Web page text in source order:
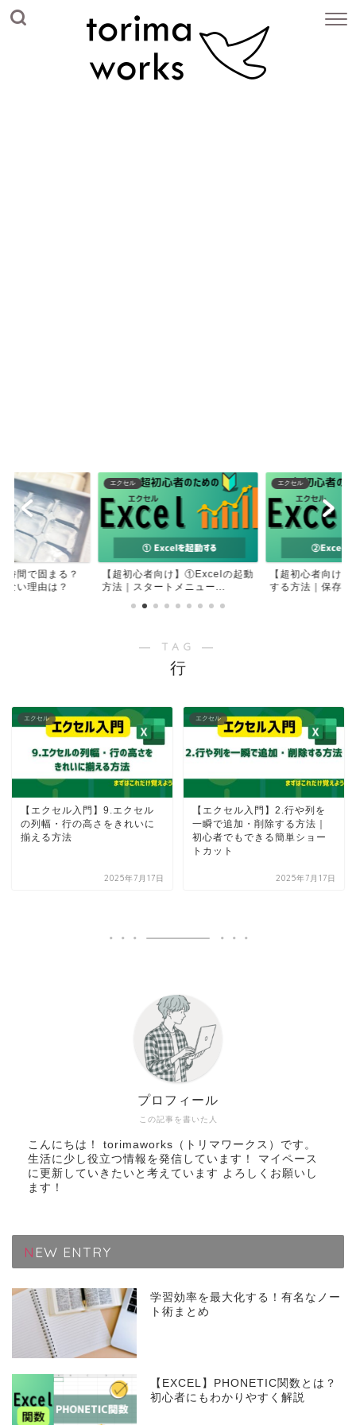
時間で固まる？
ない理由は？
エクセル
【超初心者向け】①Excelの起動
方法｜スタートメニュー...
エクセル
【超初心者向け
する方法｜保存せ
― TAG ―
行
エクセル
【エクセル入門】9.エクセル
の列幅・行の高さをきれいに
揃える方法
2025年7月17日
エクセル
【エクセル入門】2.行や列を
一瞬で追加・削除する方法｜
初心者でもできる簡単ショー
トカット
2025年7月17日
この記事を書いた人
プロフィール
こんにちは！ torimaworks（トリマワークス）です。
生活に少し役立つ情報を発信しています！ マイペース
に更新していきたいと考えています よろしくお願いし
ます！
NEW ENTRY
学習効率を最大化する！有名なノー
ト術まとめ
【EXCEL】PHONETIC関数とは？
初心者にもわかりやすく解説